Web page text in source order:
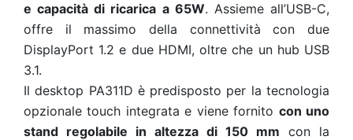
e capacità di ricarica a 65W. Assieme all’USB-C,
offre il massimo della connettività con due
DisplayPort 1.2 e due HDMI, oltre che un hub USB
3.1.
Il desktop PA311D è predisposto per la tecnologia
opzionale touch integrata e viene fornito con uno
stand regolabile in altezza di 150 mm con la